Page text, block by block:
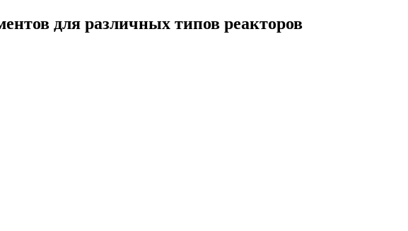
для различных типов реакторов